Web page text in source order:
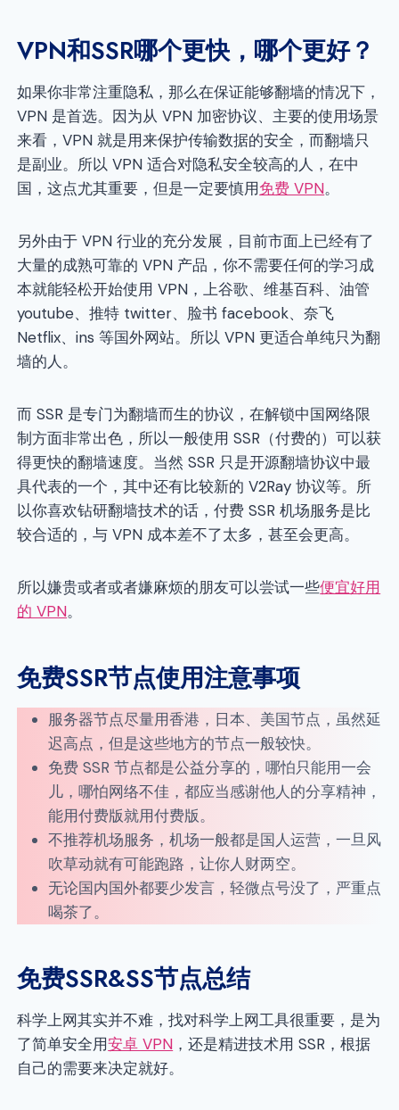
VPN和SSR哪个更快，哪个更好？
如果你非常注重隐私，那么在保证能够翻墙的情况下，
VPN 是首选。因为从 VPN 加密协议、主要的使用场景
来看，VPN 就是用来保护传输数据的安全，而翻墙只
是副业。所以 VPN 适合对隐私安全较高的人，在中
国，这点尤其重要，但是一定要慎用免费 VPN。
另外由于 VPN 行业的充分发展，目前市面上已经有了
大量的成熟可靠的 VPN 产品，你不需要任何的学习成
本就能轻松开始使用 VPN，上谷歌、维基百科、油管
youtube、推特 twitter、脸书 facebook、奈飞
Netflix、ins 等国外网站。所以 VPN 更适合单纯只为翻
墙的人。
而 SSR 是专门为翻墙而生的协议，在解锁中国网络限
制方面非常出色，所以一般使用 SSR（付费的）可以获
得更快的翻墙速度。当然 SSR 只是开源翻墙协议中最
具代表的一个，其中还有比较新的 V2Ray 协议等。所
以你喜欢钻研翻墙技术的话，付费 SSR 机场服务是比
较合适的，与 VPN 成本差不了太多，甚至会更高。
所以嫌贵或者或者嫌麻烦的朋友可以尝试一些便宜好用
的 VPN。
免费SSR节点使用注意事项
服务器节点尽量用香港，日本、美国节点，虽然延
迟高点，但是这些地方的节点一般较快。
免费 SSR 节点都是公益分享的，哪怕只能用一会
儿，哪怕网络不佳，都应当感谢他人的分享精神，
能用付费版就用付费版。
不推荐机场服务，机场一般都是国人运营，一旦风
吹草动就有可能跑路，让你人财两空。
无论国内国外都要少发言，轻微点号没了，严重点
喝茶了。
免费SSR&SS节点总结
科学上网其实并不难，找对科学上网工具很重要，是为
了简单安全用安卓 VPN ，还是精进技术用 SSR，根据
自己的需要来决定就好。